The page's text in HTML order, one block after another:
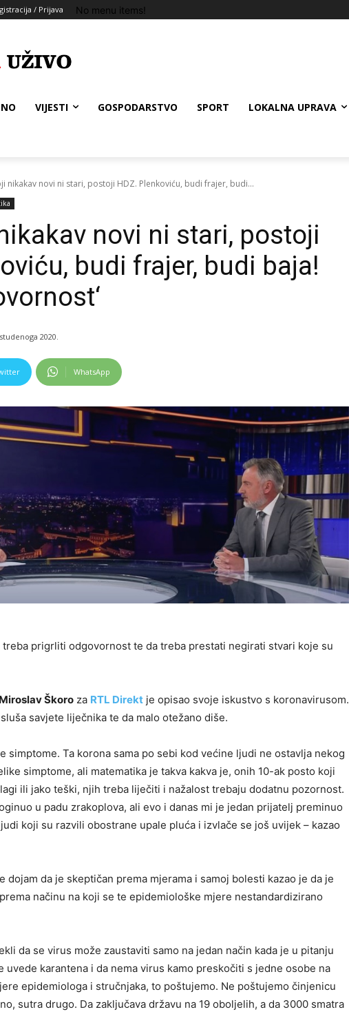
/ Prijava No menu items!
VIJESTI GOSPODARSTVO SPORT LOKALNA UPRAVA
nikakav novi ni stari, postoji HDZ. Plenkoviću, budi frajer, budi...
novi ni stari, postoji
budi frajer, budi baja!
2020.
WhatsApp
prigrliti odgovornost te da treba prestati negirati stvari koje su
Miroslav Škoro za RTL Direkt je opisao svoje iskustvo s koronavirusom.
savjete liječnika te da malo otežano diše.
simptome. Ta korona sama po sebi kod većine ljudi ne ostavlja nekog
simptome, ali matematika je takva kakva je, onih 10-ak posto koji
ili jako teški, njih treba liječiti i nažalost trebaju dodatnu pozornost.
u padu zrakoplova, ali evo i danas mi je jedan prijatelj preminuo
koji su razvili obostrane upale pluća i izvlače se još uvijek – kazao
dojam da je skeptičan prema mjerama i samoj bolesti kazao je da je
načinu na koji se te epidemiološke mjere nestandardizirano
da se virus može zaustaviti samo na jedan način kada je u pitanju
uvede karantena i da nema virus kamo preskočiti s jedne osobe na
epidemiologa i stručnjaka, to poštujemo. Ne poštujemo činjenicu
sutra drugo. Da zaključava državu na 19 oboljelih, a da 3000 smatra